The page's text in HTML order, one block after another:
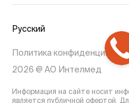
Русский
Политика
2026 @ АО Интелмед
Информация на сайте носит
является публичной офертой.